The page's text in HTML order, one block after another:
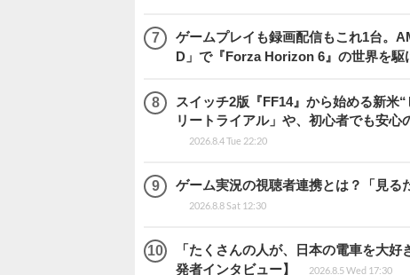
ゲームプレイも録画配信もこれ1台。
D」で『Forza Horizon 6』の世界を駆
スイッチ2版『FF14』から始める新
リートライアル」や、初心者でも安心
2026.8.4 Tue 22:20
ゲーム実況の視聴者連携とは？「見る
2026.8.8 Sat 12:30
「たくさんの人が、日本の電車を大
発者インタビュー】
2026.8.5 Wed 17:30